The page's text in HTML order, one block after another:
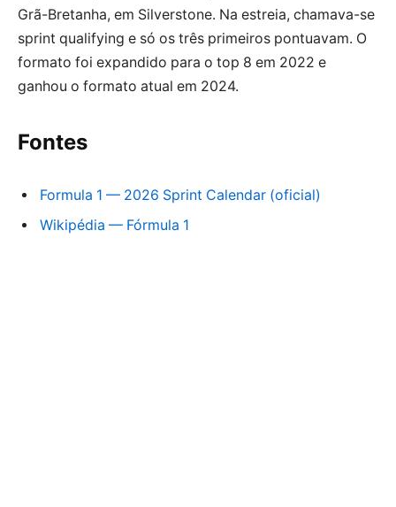
Grã-Bretanha, em Silverstone. Na estreia, chamava-se
sprint qualifying e só os três primeiros pontuavam. O
formato foi expandido para o top 8 em 2022 e
ganhou o formato atual em 2024.
Fontes
Formula 1 — 2026 Sprint Calendar (oficial)
Wikipédia — Fórmula 1